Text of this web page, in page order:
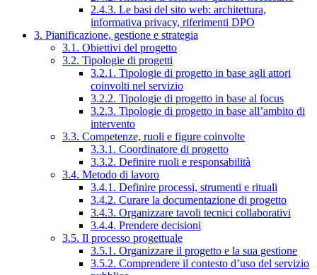
2.4.3. Le basi del sito web: architettura,
informativa privacy, riferimenti DPO
3. Pianificazione, gestione e strategia
3.1. Obiettivi del progetto
3.2. Tipologie di progetti
3.2.1. Tipologie di progetto in base agli attori
coinvolti nel servizio
3.2.2. Tipologie di progetto in base al focus
3.2.3. Tipologie di progetto in base all’ambito di
intervento
3.3. Competenze, ruoli e figure coinvolte
3.3.1. Coordinatore di progetto
3.3.2. Definire ruoli e responsabilità
3.4. Metodo di lavoro
3.4.1. Definire processi, strumenti e rituali
3.4.2. Curare la documentazione di progetto
3.4.3. Organizzare tavoli tecnici collaborativi
3.4.4. Prendere decisioni
3.5. Il processo progettuale
3.5.1. Organizzare il progetto e la sua gestione
3.5.2. Comprendere il contesto d’uso del servizio